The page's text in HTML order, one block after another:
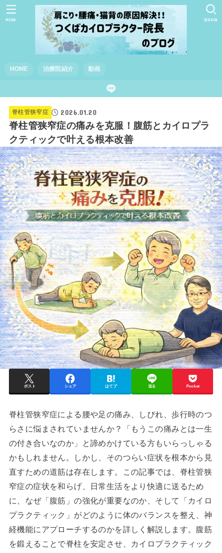
HOME 治療院紹介 動画
SEARCH
MENU
脊柱管狭窄症 2026.01.20
脊柱管狭窄症の痛みを克服！腹筋とカイロプラ
クティックで叶える根本改善
ポスト シェア はてブ 送る Pocket
脊柱管狭窄症による腰や足の痛み、しびれ、歩行時のつ
らさに悩まされていませんか？「もうこの痛みとは一生
の付き合いなのか」と諦めかけている方もいらっしゃる
かもしれません。しかし、そのつらい症状を根本から見
直すための道筋は存在します。この記事では、脊柱管狭
窄症の症状を和らげ、日常生活をより快適に送るため
に、なぜ「腹筋」の強化が重要なのか、そして「カイロ
プラクティック」がどのように体のバランスを整え、神
経機能にアプローチするのかを詳しく解説します。腹筋
を鍛えることで脊柱を安定させ、カイロプラクティック